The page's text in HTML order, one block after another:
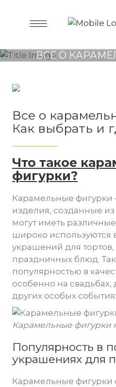
ВСЕ О
Все о
Как выбрать и
Что такое
фигурки?
Карамельные фигурки
изделия, созданные
могут иметь
широко используются
украшений для тортов,
праздничных блюд.
популярностью в
особенно на
других особых
Карамельные фигурки
Популярность в
украшениях для
Карамельные фигурки